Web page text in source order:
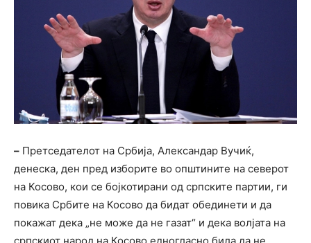
– Претседателот на Србија, Александар Вучиќ,
денеска, ден пред изборите во општините на северот
на Косово, кои се бојкотирани од српските партии, ги
повика Србите на Косово да бидат обединети и да
покажат дека „не може да не газат“ и дека волјата на
српскиот народ на Косово едногласно била да не